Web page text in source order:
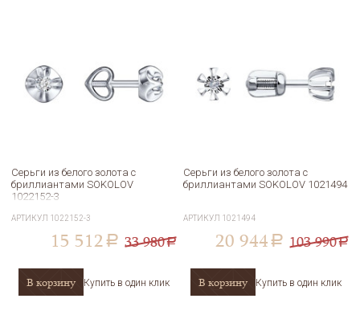
Серьги из белого золота с
бриллиантами SOKOLOV
1022152-3
АРТИКУЛ 1022152-3
15 512 a 33 980a
В корзину Купить в один клик
Серьги из белого золота с
бриллиантами SOKOLOV 1021494
АРТИКУЛ 1021494
20 944 a 103 990a
В корзину Купить в один клик